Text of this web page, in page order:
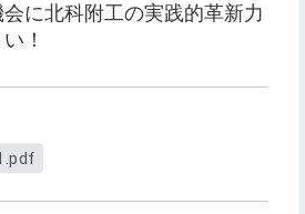
に北科附工の実践的革新力
！